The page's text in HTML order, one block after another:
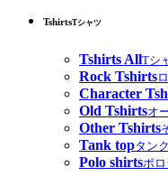
TshirtsTシャツ
Tshirts AllTシ
Rock Tshirts
Character
Old Tshirtsオ
Other Tshirts
Tank topタン
Polo shirtsポ